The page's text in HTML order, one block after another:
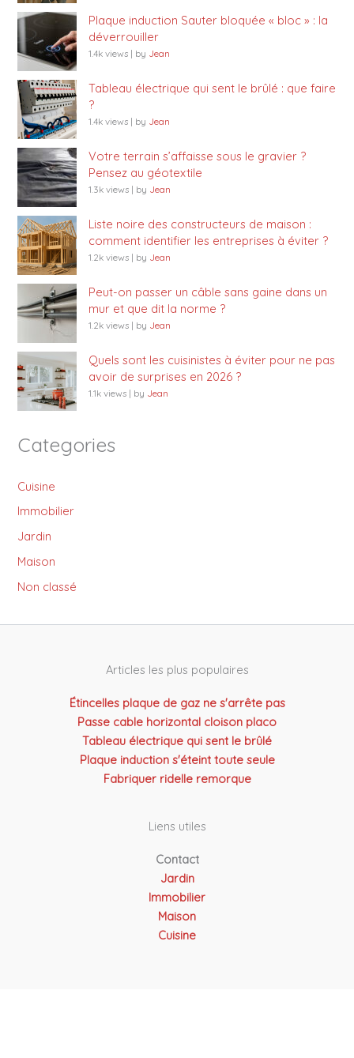
Plaque induction Sauter bloquée « bloc » : la
déverrouiller
1.4k views | by Jean
Tableau électrique qui sent le brûlé : que faire
?
1.4k views | by Jean
Votre terrain s’affaisse sous le gravier ?
Pensez au géotextile
1.3k views | by Jean
Liste noire des constructeurs de maison :
comment identifier les entreprises à éviter ?
1.2k views | by Jean
Peut-on passer un câble sans gaine dans un
mur et que dit la norme ?
1.2k views | by Jean
Quels sont les cuisinistes à éviter pour ne pas
avoir de surprises en 2026 ?
1.1k views | by Jean
Categories
Cuisine
Immobilier
Jardin
Maison
Non classé
Articles les plus populaires
Étincelles plaque de gaz ne s'arrête pas
Passe cable horizontal cloison placo
Tableau électrique qui sent le brûlé
Plaque induction s'éteint toute seule
Fabriquer ridelle remorque
Liens utiles
Contact
Jardin
Immobilier
Maison
Cuisine